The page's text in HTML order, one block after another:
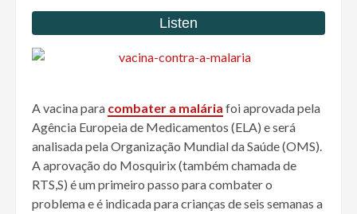
A vacina para combater a malária foi aprovada pela
Agência Europeia de Medicamentos (ELA) e será
analisada pela Organização Mundial da Saúde (OMS).
A aprovação do Mosquirix (também chamada de
RTS,S) é um primeiro passo para combater o
problema e é indicada para crianças de seis semanas a